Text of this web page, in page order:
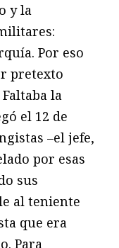
y la
Por eso
pretexto
la
el 12 de
–el jefe,
por esas
sus
al teniente
que era
Para